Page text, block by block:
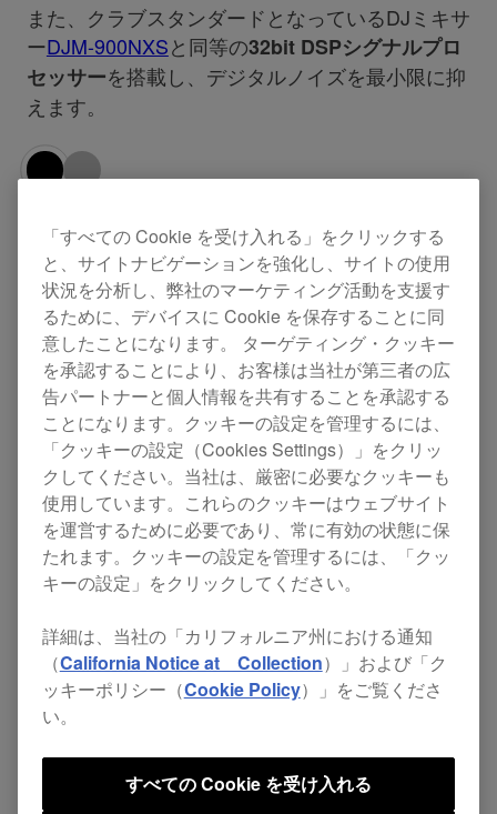
また、クラブスタンダードとなっているDJミキサ
ーDJM-900NXSと同等の32bit DSPシグナルプロ
セッサーを搭載し、デジタルノイズを最小限に抑
えます。
次世代モデル: DJM-750MK2
DJM-750MK2を購入
スペックサポート
「すべての Cookie を受け入れる」をクリックする
と、サイトナビゲーションを強化し、サイトの使用
状況を分析し、弊社のマーケティング活動を支援す
るために、デバイスに Cookie を保存することに同
意したことになります。 ターゲティング・クッキー
を承認することにより、お客様は当社が第三者の広
告パートナーと個人情報を共有することを承認する
ことになります。クッキーの設定を管理するには、
「クッキーの設定（Cookies Settings）」をクリッ
クしてください。当社は、厳密に必要なクッキーも
使用しています。これらのクッキーはウェブサイト
を運営するために必要であり、常に有効の状態に保
たれます。クッキーの設定を管理するには、「クッ
キーの設定」をクリックしてください。
詳細は、当社の「カリフォルニア州における通知
（California Notice at Collection）」および「ク
ッキーポリシー（Cookie Policy）」をご覧くださ
い。
すべての Cookie を受け入れる